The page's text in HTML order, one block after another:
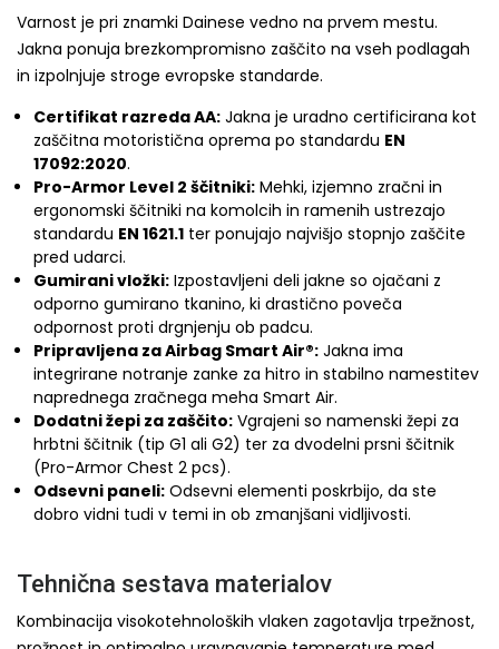
Varnost je pri znamki Dainese vedno na prvem mestu.
Jakna ponuja brezkompromisno zaščito na vseh podlagah
in izpolnjuje stroge evropske standarde.
Certifikat razreda AA: Jakna je uradno certificirana kot
zaščitna motoristična oprema po standardu EN
17092:2020.
Pro-Armor Level 2 ščitniki: Mehki, izjemno zračni in
ergonomski ščitniki na komolcih in ramenih ustrezajo
standardu EN 1621.1 ter ponujajo najvišjo stopnjo zaščite
pred udarci.
Gumirani vložki: Izpostavljeni deli jakne so ojačani z
odporno gumirano tkanino, ki drastično poveča
odpornost proti drgnjenju ob padcu.
Pripravljena za Airbag Smart Air®: Jakna ima
integrirane notranje zanke za hitro in stabilno namestitev
naprednega zračnega meha Smart Air.
Dodatni žepi za zaščito: Vgrajeni so namenski žepi za
hrbtni ščitnik (tip G1 ali G2) ter za dvodelni prsni ščitnik
(Pro-Armor Chest 2 pcs).
Odsevni paneli: Odsevni elementi poskrbijo, da ste
dobro vidni tudi v temi in ob zmanjšani vidljivosti.
Tehnična sestava materialov
Kombinacija visokotehnoloških vlaken zagotavlja trpežnost,